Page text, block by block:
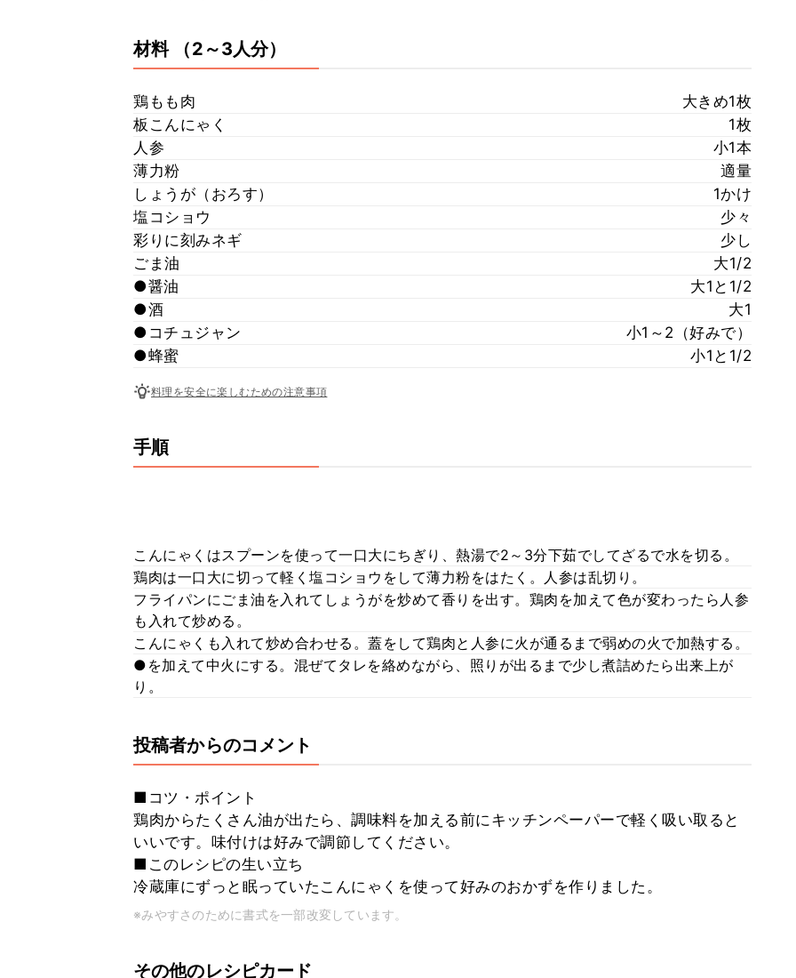
材料 （2～3人分）
鶏もも肉
大きめ1枚
板こんにゃく
1枚
人参
小1本
薄力粉
適量
しょうが（おろす）
1かけ
塩コショウ
少々
彩りに刻みネギ
少し
ごま油
大1/2
●醤油
大1と1/2
●酒
大1
●コチュジャン
小1～2（好みで）
●蜂蜜
小1と1/2
料理を安全に楽しむための注意事項
手順
こんにゃくはスプーンを使って一口大にちぎり、熱湯で2～3分下茹でしてざるで水を切る。
鶏肉は一口大に切って軽く塩コショウをして薄力粉をはたく。人参は乱切り。
フライパンにごま油を入れてしょうがを炒めて香りを出す。鶏肉を加えて色が変わったら人参
も入れて炒める。
こんにゃくも入れて炒め合わせる。蓋をして鶏肉と人参に火が通るまで弱めの火で加熱する。
●を加えて中火にする。混ぜてタレを絡めながら、照りが出るまで少し煮詰めたら出来上が
り。
投稿者からのコメント
■コツ・ポイント
鶏肉からたくさん油が出たら、調味料を加える前にキッチンペーパーで軽く吸い取ると
いいです。味付けは好みで調節してください。
■このレシピの生い立ち
冷蔵庫にずっと眠っていたこんにゃくを使って好みのおかずを作りました。
※みやすさのために書式を一部改変しています。
その他のレシピカード